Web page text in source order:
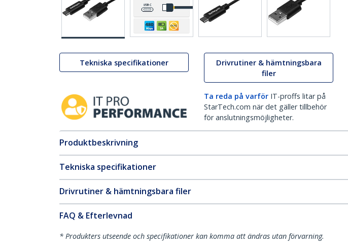
Tekniska specifikationer
Drivrutiner & hämtningsbara
filer
Ta reda på varför IT-proffs litar på
StarTech.com när det gäller tillbehör
för anslutningsmöjligheter.
Produktbeskrivning
Tekniska specifikationer
Drivrutiner & hämtningsbara filer
FAQ & Efterlevnad
* Produkters utseende och specifikationer kan komma att ändras utan förvarning.